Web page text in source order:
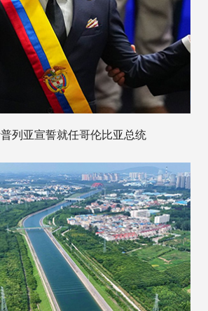
列亚宣誓就任哥伦比亚总统